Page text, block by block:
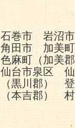
石巻市 岩沼
角田市 加美
色麻町（加美
仙台市泉区
（黒川郡）
（本吉郡）